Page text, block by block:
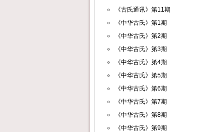
《古氏通讯》第11期
《中华古氏》第1期
《中华古氏》第2期
《中华古氏》第3期
《中华古氏》第4期
《中华古氏》第5期
《中华古氏》第6期
《中华古氏》第7期
《中华古氏》第8期
《中华古氏》第9期